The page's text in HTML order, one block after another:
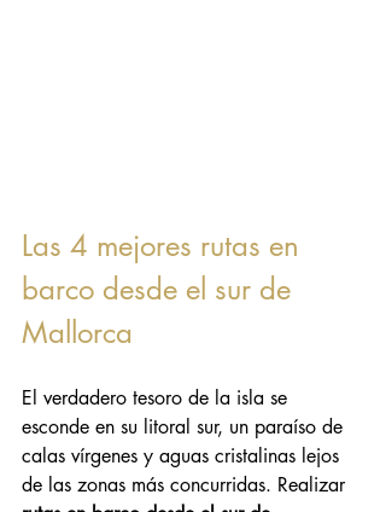
Las 4 mejores rutas en
barco desde el sur de
Mallorca
El verdadero tesoro de la isla se
esconde en su litoral sur, un paraíso de
calas vírgenes y aguas cristalinas lejos
de las zonas más concurridas. Realizar